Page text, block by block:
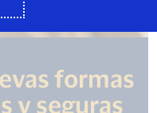
formas
y seguras